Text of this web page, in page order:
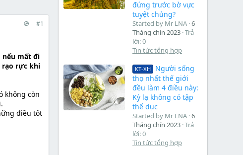
#1
mất đi
rạo rực khi
không còn
điều tốt
đứng trước bờ vực
tuyệt chủng?
Started by Mr LNA 6
Tháng chín 2023 Trả
lời: 0
Tin tức tổng hợp
KT-XH
Người sống
thọ nhất thế giới
đều làm 4 điều này:
Kỳ lạ không có tập
thể dục
Started by Mr LNA 6
Tháng chín 2023 Trả
lời: 0
Tin tức tổng hợp